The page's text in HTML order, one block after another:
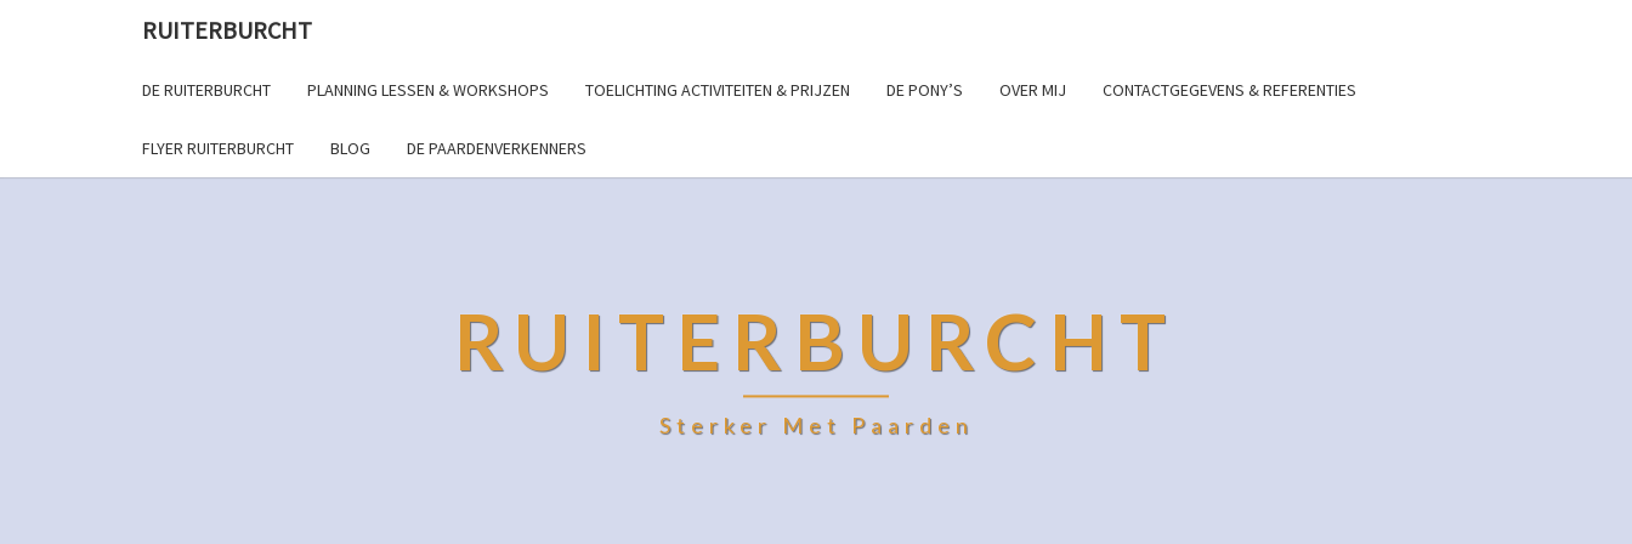
RUITERBURCHT
DE RUITERBURCHT PLANNING LESSEN & WORKSHOPS TOELICHTING ACTIVITEITEN & PRIJZEN DE PONY’S OVER MIJ CONTACTGEGEVENS & REFERENTIES
FLYER RUITERBURCHT BLOG DE PAARDENVERKENNERS
RUITERBURCHT
Sterker Met Paarden